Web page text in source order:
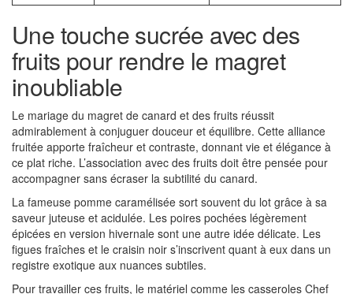
Une touche sucrée avec des
fruits pour rendre le magret
inoubliable
Le mariage du magret de canard et des fruits réussit
admirablement à conjuguer douceur et équilibre. Cette alliance
fruitée apporte fraîcheur et contraste, donnant vie et élégance à
ce plat riche. L’association avec des fruits doit être pensée pour
accompagner sans écraser la subtilité du canard.
La fameuse pomme caramélisée sort souvent du lot grâce à sa
saveur juteuse et acidulée. Les poires pochées légèrement
épicées en version hivernale sont une autre idée délicate. Les
figues fraîches et le craisin noir s’inscrivent quant à eux dans un
registre exotique aux nuances subtiles.
Pour travailler ces fruits, le matériel comme les casseroles Chef